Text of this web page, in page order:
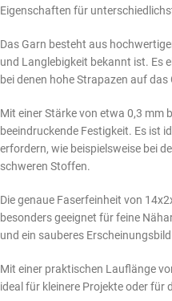
Eigenschaften für
Das Garn besteht aus
und Langlebigkeit bekannt ist. Es
bei denen hohe Strapazen auf das
Mit einer Stärke von etwa 0,3 mm
beeindruckende Festigkeit. Es ist
erfordern, wie beispielsweise bei
schweren Stoffen.
Die genaue Faserfeinheit von
besonders geeignet für feine
und ein sauberes
Mit einer praktischen Lauflänge
ideal für kleinere Projekte oder für